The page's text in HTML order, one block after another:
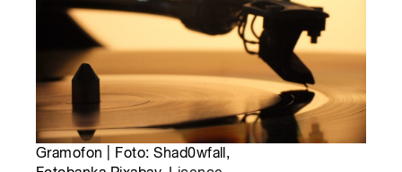
Gramofon | Foto: Shad0wfall,